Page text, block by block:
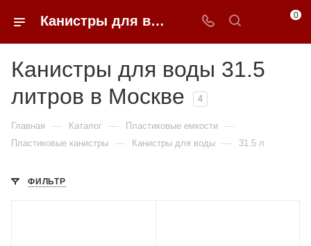
Канистры для воды 31.5 литров недорого в Москве | 0FFER 0
Канистры для воды 31.5
литров в Москве
4
Главная — Каталог — Пластиковые емкости —
Пластиковые канистры — Канистры для воды — 31.5 л
ФИЛЬТР